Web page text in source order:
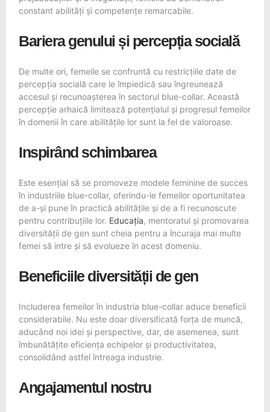
constant abilități și competențe remarcabile.
Bariera genului și percepția socială
De multe ori, femeile se confruntă cu restricțiile date de
percepția socială care le împiedică sau îngreunează
accesul și recunoașterea în sectorul blue-collar. Această
percepție arhaică limitează potențialul și progresul femeilor
în domenii în care abilitățile lor sunt la fel de valoroase.
Inspirând schimbarea
Este esențial să se promoveze modele feminine de succes
în industriile blue-collar, oferindu-le femeilor oportunitatea
de a-și pune în practică abilitățile și de a fi recunoscute
pentru contribuțiile lor. Educația, mentoratul și promovarea
diversității de gen sunt cheia pentru a încuraja mai multe
femei să intre și să evolueze în acest domeniu.
Beneficiile diversității de gen
Includerea femeilor în industria blue-collar aduce beneficii
considerabile. Nu este doar diversificată forța de muncă,
aducând noi idei și perspective, dar, de asemenea, sunt
îmbunătățite eficiența echipelor și productivitatea,
consolidând astfel întreaga industrie.
Angajamentul nostru